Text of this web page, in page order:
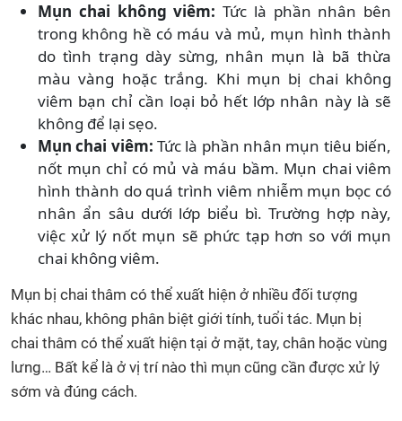
Mụn chai không viêm: Tức là phần nhân bên
trong không hề có máu và mủ, mụn hình thành
do tình trạng dày sừng, nhân mụn là bã thừa
màu vàng hoặc trắng. Khi mụn bị chai không
viêm bạn chỉ cần loại bỏ hết lớp nhân này là sẽ
không để lại sẹo.
Mụn chai viêm: Tức là phần nhân mụn tiêu biến,
nốt mụn chỉ có mủ và máu bầm. Mụn chai viêm
hình thành do quá trình viêm nhiễm mụn bọc có
nhân ẩn sâu dưới lớp biểu bì. Trường hợp này,
việc xử lý nốt mụn sẽ phức tạp hơn so với mụn
chai không viêm.
Mụn bị chai thâm có thể xuất hiện ở nhiều đối tượng
khác nhau, không phân biệt giới tính, tuổi tác. Mụn bị
chai thâm có thể xuất hiện tại ở mặt, tay, chân hoặc vùng
lưng… Bất kể là ở vị trí nào thì mụn cũng cần được xử lý
sớm và đúng cách.